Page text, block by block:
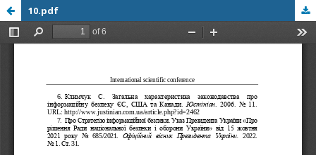
10.pdf